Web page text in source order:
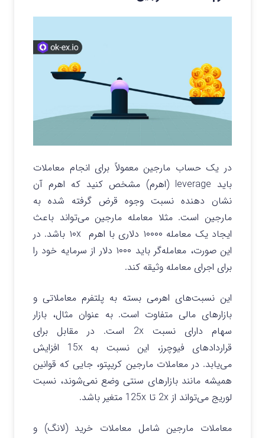
در یک حساب مارجین معمولاً برای انجام معاملات
باید leverage (اهرم) مشخص کنید که اهرم آن
نشان دهنده نسبت وجوه قرض گرفته شده به
مارجین است. مثلا معامله مارجین می‌تواند باعث
ایجاد یک معامله ۱۰۰۰۰ دلاری با اهرم ۱۰x باشد. در
این صورت، معامله‌گر باید ۱۰۰۰ دلار از سرمایه خود را
برای اجرای معامله وثیقه کند.
این نسبت‌های اهرمی بسته به پلتفرم معاملاتی و
بازارهای مالی متفاوت است. به عنوان مثال، بازار
سهام دارای نسبت 2x است. در مقابل برای
قراردادهای فیوچرز، این نسبت به 15x افزایش
می‌یابد. در معاملات مارجین کریپتو، جایی که قوانین
همیشه مانند بازارهای سنتی وضع نمی‌شوند، نسبت
لوریج می‌تواند از 2x تا 125x متغیر باشد.
معاملات مارجین شامل معاملات خرید (لانگ) و